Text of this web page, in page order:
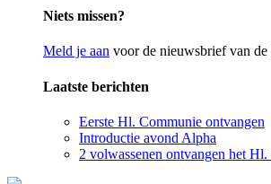
Niets missen?
Meld je aan voor de nieuwsbrief van
Laatste berichten
Eerste Hl. Communie ontvangen
Introductie avond Alpha
2 volwassenen ontvangen het Hl.